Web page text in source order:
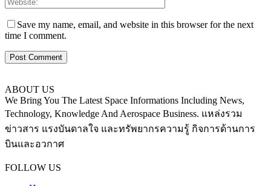
Save my name, email, and website in this browser for the next
time I comment.
ABOUT US
We Bring You The Latest Space Informations Including News,
Technology, Knowledge And Aerospace Business. แหล่งรวม
ข่าวสาร แรงบันดาลใจ และทรัพยากรความรู้ กิจการด้านการ
บินและอวกาศ
FOLLOW US